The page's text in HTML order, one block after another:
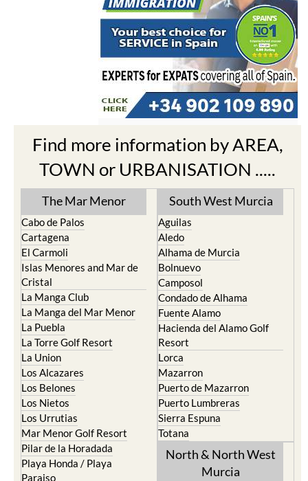
Find more information by AREA,
TOWN or URBANISATION .....
The Mar Menor
Cartagena
Islas Menores and Mar de
Cristal
La Manga Club
La Manga del Mar Menor
La Puebla
La Torre Golf Resort
La Union
Los Alcazares
Los Belones
Los Nietos
Los Urrutias
Mar Menor Golf Resort
Pilar de la Horadada
Playa Honda / Playa
Paraiso
Portman
Roldan and Lo Ferro
San Javier
San Pedro del Pinatar
Santa Rosalia Lake and Life
resort
South West Murcia
Aledo
Alhama de Murcia
Bolnuevo
Camposol
Condado de Alhama
Fuente Alamo
Hacienda del Alamo Golf
Resort
Lorca
Mazarron
Puerto de Mazarron
Puerto Lumbreras
Sierra Espuna
Totana
North & North West
Murcia
Bullas
Calasparra
Caravaca de la Cruz
Cehegin
Cieza